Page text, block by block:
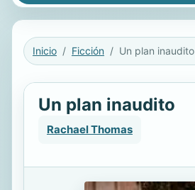
Inicio Ficción Un plan inaudito
Un plan inaudito
Rachael Thomas